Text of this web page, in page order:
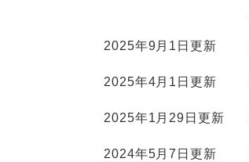
2025年9月1日更新
2025年4月1日更新
2025年1月29日更新
2024年5月7日更新